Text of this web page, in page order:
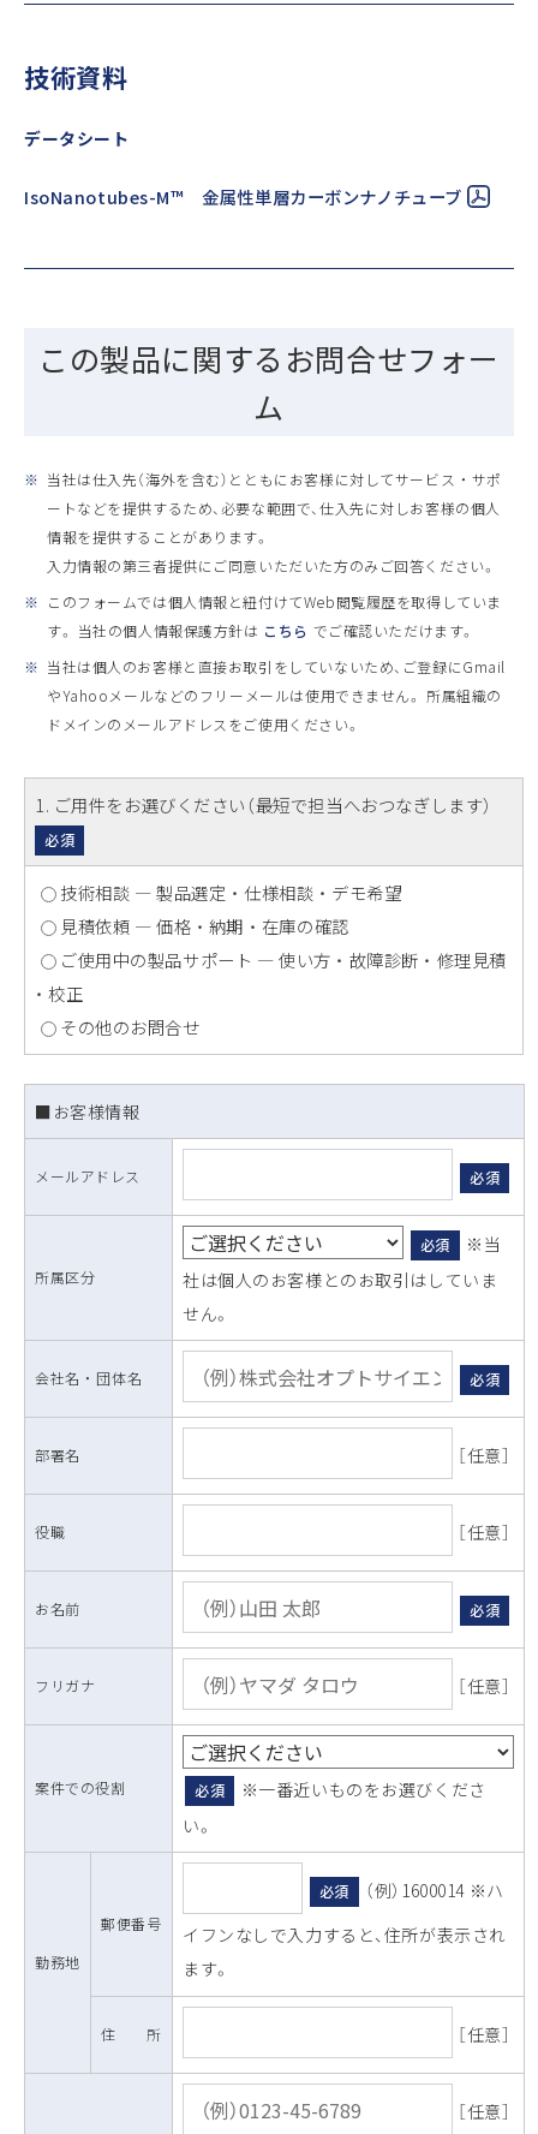
技術資料
データシート
IsoNanotubes-M™ 金属性単層カーボンナノチューブ
この製品に関するお問合せフォー
ム
※ 当社は仕入先（海外を含む）とともにお客様に対してサービス ・ サポ
ートなどを提供するため、必要な範囲で、仕入先に対しお客様の個人
情報を提供することがあります。
入力情報の第三者提供にご同意いただいた方のみご回答ください。
※ このフォームでは個人情報と紐付けてWeb閲覧履歴を取得していま
す。 当社の個人情報保護方針は こちら でご確認いただけます。
※ 当社は個人のお客様と直接お取引をしていないため、ご登録にGmail
やYahooメールなどのフリーメールは使用できません。 所属組織の
ドメインのメールアドレスをご使用ください。
1 . ご用件をお選びください（最短で担当へおつなぎします）
必須
技術相談 ― 製品選定 ・ 仕様相談 ・ デモ希望
見積依頼 ― 価格 ・ 納期 ・ 在庫の確認
ご使用中の製品サポート ― 使い方 ・ 故障診断 ・ 修理見積
・ 校正
その他のお問合せ
■お客様情報
メールアドレス 必須
所属区分
必須
※当
社は個人のお客様とのお取引はしていま
せん。
会社名 ・ 団体名 必須
部署名 ［任意］
役職 ［任意］
お名前 必須
フリガナ ［任意］
案件での役割 必須
※一番近いものをお選びくださ
い。
勤務地
郵便番号
必須
（例）1600014 ※ハ
イフンなしで入力すると、住所が表示され
ます。
住 所 ［任意］
［任意］